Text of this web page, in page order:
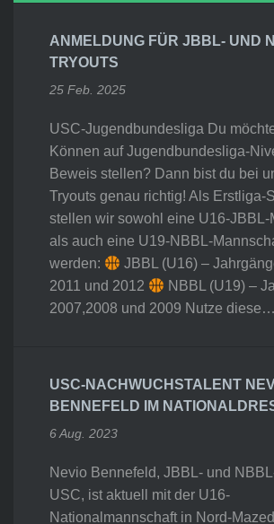
ANMELDUNG FÜR JBBL- UND
TRYOUTS
25 Feb. 2025
USC-Jugendbundesliga Du
Können auf Jugendbundesliga-
Beweis stellen? Dann bist du bei
Tryouts genau richtig! Als Erstliga-
stellen wir sowohl eine U16-JBBL-
als auch eine U19-NBBL-
werden:
JBBL (U16) –
2011 und 2012
NBBL (U19) –
2007,2008 und 2009 Nutze diese…
USC-NACHWUCHSTALENT
BENNEFELD IM
6 Aug. 2023
Nevio Bennefeld, JBBL- und
USC, ist aktuell mit der U16-
Nationalmannschaft in Nord-